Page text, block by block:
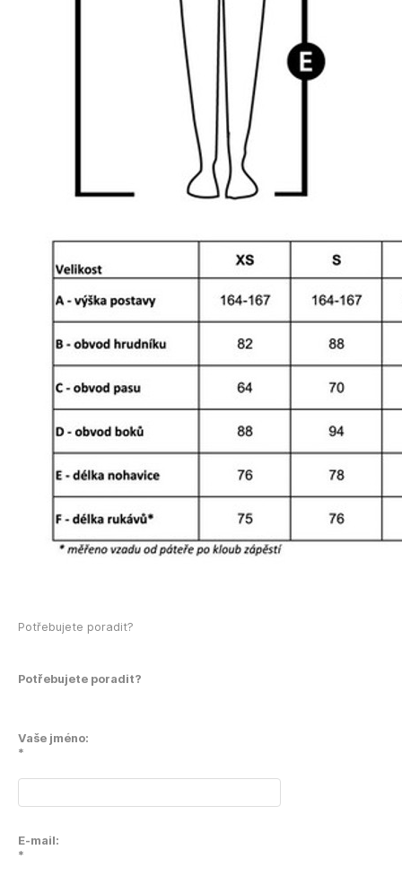
Potřebujete poradit?
Potřebujete poradit?
Vaše jméno:
*
E-mail:
*